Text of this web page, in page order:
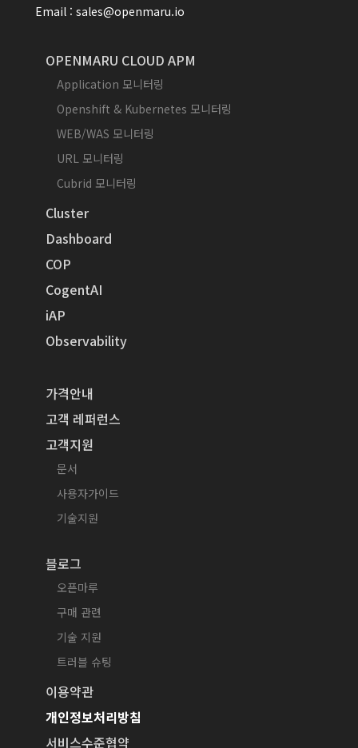
Email : sales@openmaru.io
OPENMARU CLOUD APM
Application 모니터링
Openshift & Kubernetes 모니터링
WEB/WAS 모니터링
URL 모니터링
Cubrid 모니터링
Cluster
Dashboard
COP
CogentAI
iAP
Observability
가격안내
고객 레퍼런스
고객지원
문서
사용자가이드
기술지원
블로그
오픈마루
구매 관련
기술 지원
트러블 슈팅
이용약관
개인정보처리방침
서비스수준협약